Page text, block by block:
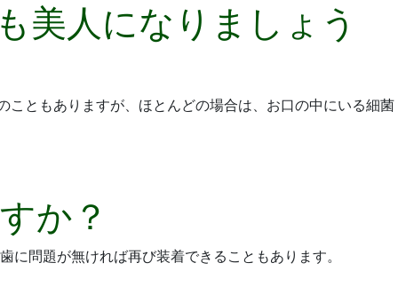
美人になりましょう
こともありますが、ほとんどの場合は、お口の中にいる細菌
か？
問題が無ければ再び装着できることもあります。